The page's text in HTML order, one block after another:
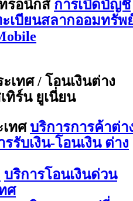
รอนิกส์ การเปิดบัญชี
ะเบียนสลากออมทรัพ
เทศ / โอนเงินต่าง
ทิร์น ยูเนี่ยน
ทศ บริการการค้าต่า
รรับเงิน-โอนเงิน ต่าง
บริการโอนเงินด่วน
ศ